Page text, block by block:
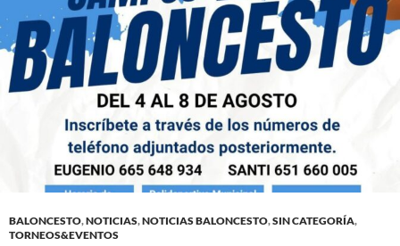
BALONCESTO,NOTICIAS,NOTICIAS BALONCESTO,SIN CATEGORÍA,
TORNEOS&EVENTOS